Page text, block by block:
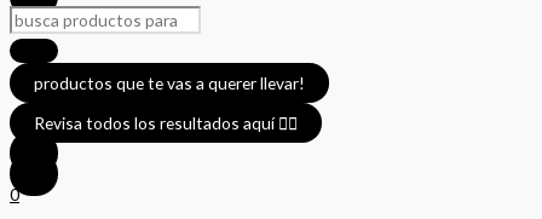
productos que te vas a querer llevar!
Revisa todos los resultados aquí 👈🏼
0